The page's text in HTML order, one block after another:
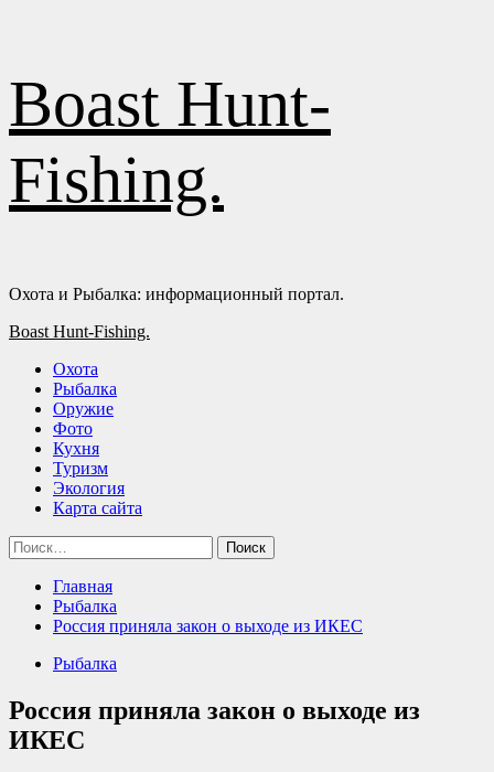
содержимому
Boast Hunt-
Fishing.
Охота и Рыбалка: информационный портал.
Основное
Boast Hunt-Fishing.
Охота
Рыбалка
Оружие
Фото
Кухня
Туризм
Экология
Карта сайта
Найти:
Главная
Рыбалка
Россия приняла закон о выходе из ИКЕС
Рыбалка
Россия приняла закон о выходе из
ИКЕС